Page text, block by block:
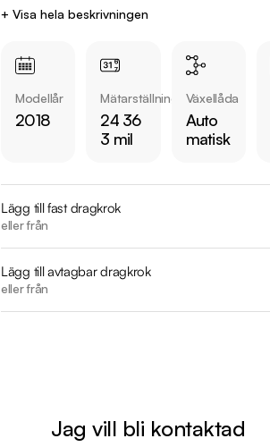
  - Fyrhjulsdrift
Övrig information om bilen:
Endast en tidigare brukare
Servicehistorik:
2019-06-04 - 3483 mil
2023-02-23 - 17937 mil (Kamremsbyte)
+ Visa hela beskrivningen
Modellår
2018
Mätarställning
24 36
3 mil
Växellåda
Auto
matisk
Lägg till fast dragkrok
eller från
Lägg till avtagbar dragkrok
eller från
Jag vill bli kontaktad